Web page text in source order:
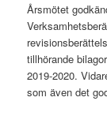
Årsmötet
tillhörande
2019-2020.
som även det